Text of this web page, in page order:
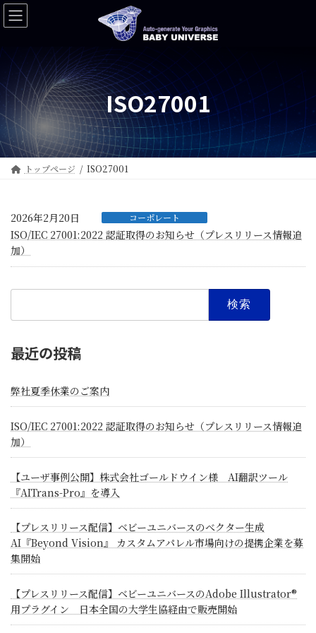
コ
ン
ン
ツ
へ
ス
キ
ッ
プ
ナ
ビ
ー
シ
ョ
ン
に
移
動
ISO27001
トップページ ISO27001
2026年2月20日 コーポレート
ISO/IEC 27001:2022 認証取得のお知らせ（プレスリリース情報追
加）
最近の投稿
弊社夏季休業のご案内
ISO/IEC 27001:2022 認証取得のお知らせ（プレスリリース情報追
加）
【ユーザ事例公開】株式会社ゴールドウイン様 AI翻訳ツール
『AITrans-Pro』を導入
【プレスリリース配信】ベビーユニバースのべクター生成
AI『Beyond Vision』 カスタムアパレル市場向けの提携企業を募
集開始
【プレスリリース配信】ベビーユニバースのAdobe Illustrator®
用プラグイン 日本全国の大学生協経由で販売開始